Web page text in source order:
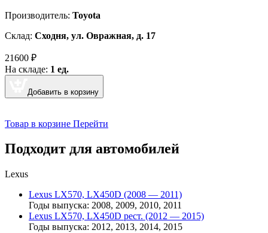
Производитель: Toyota
Склад: Сходня, ул. Овражная, д. 17
21600 ₽
На складе: 1 ед.
Добавить в корзину
Товар в корзине Перейти
Подходит для автомобилей
Lexus
Lexus LX570, LX450D (2008 — 2011)
Годы выпуска: 2008, 2009, 2010, 2011
Lexus LX570, LX450D рест. (2012 — 2015)
Годы выпуска: 2012, 2013, 2014, 2015